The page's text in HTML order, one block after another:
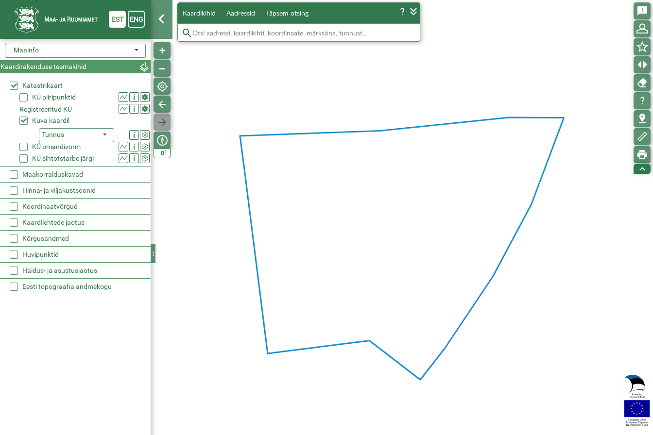
0°
Kaardikihid Aadressid Täpsem otsing
Maainfo
Kaardirakenduse teemakihid
Katastrikaart
KÜ piiripunktid
Registreeritud KÜ
Kuva kaardil
Tunnus
KÜ omandivorm
KÜ sihtotstarbe järgi
Maakorralduskavad
Hinna- ja viljakustsoonid
Koordinaatvõrgud
Kaardilehtede jaotus
Kõrgusandmed
Huvipunktid
Haldus- ja asustusjaotus
Eesti topograafia andmekogu
EST ENG